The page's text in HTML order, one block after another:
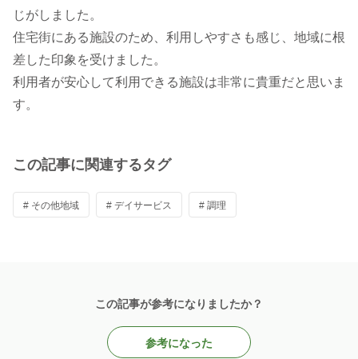
じがしました。
住宅街にある施設のため、利用しやすさも感じ、地域に根
差した印象を受けました。
利用者が安心して利用できる施設は非常に貴重だと思いま
この記事に関連するタグ
# その他地域 # デイサービス # 調理
この記事が参考になりましたか？
参考になった